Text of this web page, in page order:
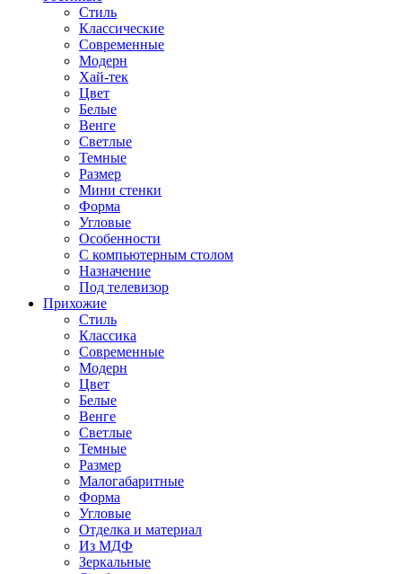
Стиль
Классические
Современные
Модерн
Хай-тек
Цвет
Белые
Венге
Светлые
Темные
Размер
Мини стенки
Форма
Угловые
Особенности
С компьютерным столом
Назначение
Под телевизор
Прихожие
Стиль
Классика
Современные
Модерн
Цвет
Белые
Венге
Светлые
Темные
Размер
Малогабаритные
Форма
Угловые
Отделка и материал
Из МДФ
Зеркальные